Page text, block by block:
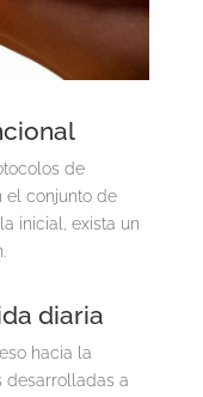
de
el conjunto de
inicial, exista un
diaria
hacia la
desarrolladas a